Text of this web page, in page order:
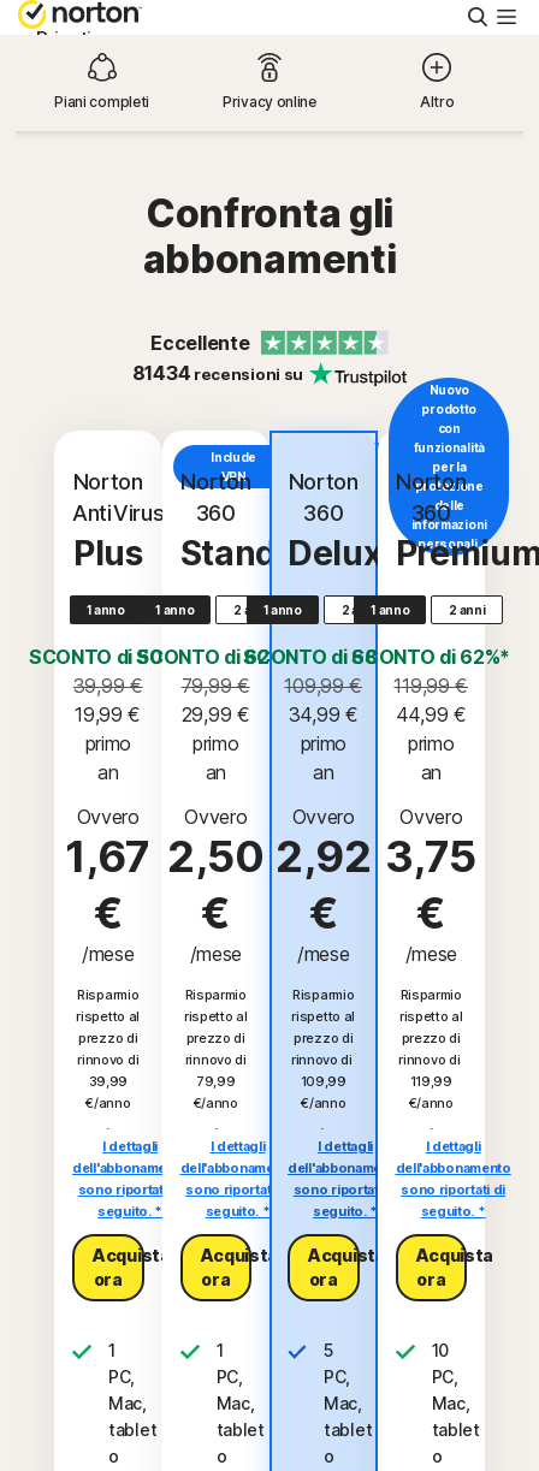
Cerca
Privati
Piccole aziende
Provalo gratis
Accedi
Piani completi Privacy online Altro
Confronta gli
abbonamenti
Eccellente
81434 recensioni su
Norton
AntiVirus
Plus
1 anno
SCONTO di 50%*
39,99 €
19,99 €
an
Ovvero
1,67
€
/mese
Risparmio
rispetto al
prezzo di
rinnovo di
39,99
€/anno
.
I dettagli
dell'abbonamento
sono riportati di
seguito. *
Acquista
ora
1
PC,
Mac,
tablet
o
Include
VPN
Norton
360
Standard
1 anno 2 anni
SCONTO di 62%*
79,99 €
29,99 €
an
Ovvero
2,50
€
/mese
Risparmio
rispetto al
prezzo di
rinnovo di
79,99
€/anno
.
I dettagli
dell'abbonamento
sono riportati di
seguito. *
Acquista
ora
1
PC,
Mac,
tablet
o
VPN
Norton
360
Deluxe
1 anno 2 anni
SCONTO di 68%*
109,99 €
34,99 €
an
Ovvero
2,92
€
/mese
Risparmio
rispetto al
prezzo di
rinnovo di
109,99
€/anno
.
I dettagli
dell'abbonamento
sono riportati di
seguito. *
Acquista
ora
5
PC,
Mac,
tablet
o
Nuovo
prodotto
con
funzionalità
per la
protezione
delle
informazioni
personali.
Norton
360
1 anno 2 anni
SCONTO di 62%*
119,99 €
44,99 €
an
Ovvero
3,75
€
/mese
Risparmio
rispetto al
prezzo di
rinnovo di
119,99
€/anno
.
I dettagli
dell'abbonamento
sono riportati di
seguito. *
Acquista
ora
10
PC,
Mac,
tablet
o